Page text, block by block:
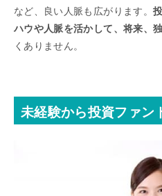
など、良い人脈も広がります。
ハウや人脈を活かして、将来、
くありません。
未経験から投資ファン